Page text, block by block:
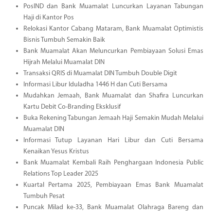
PosIND dan Bank Muamalat Luncurkan Layanan Tabungan
Haji di Kantor Pos
Relokasi Kantor Cabang Mataram, Bank Muamalat Optimistis
Bisnis Tumbuh Semakin Baik
Bank Muamalat Akan Meluncurkan Pembiayaan Solusi Emas
Hijrah Melalui Muamalat DIN
Transaksi QRIS di Muamalat DIN Tumbuh Double Digit
Informasi Libur Iduladha 1446 H dan Cuti Bersama
Mudahkan Jemaah, Bank Muamalat dan Shafira Luncurkan
Kartu Debit Co-Branding Eksklusif
Buka Rekening Tabungan Jemaah Haji Semakin Mudah Melalui
Muamalat DIN
Informasi Tutup Layanan Hari Libur dan Cuti Bersama
Kenaikan Yesus Kristus
Bank Muamalat Kembali Raih Penghargaan Indonesia Public
Relations Top Leader 2025
Kuartal Pertama 2025, Pembiayaan Emas Bank Muamalat
Tumbuh Pesat
Puncak Milad ke-33, Bank Muamalat Olahraga Bareng dan